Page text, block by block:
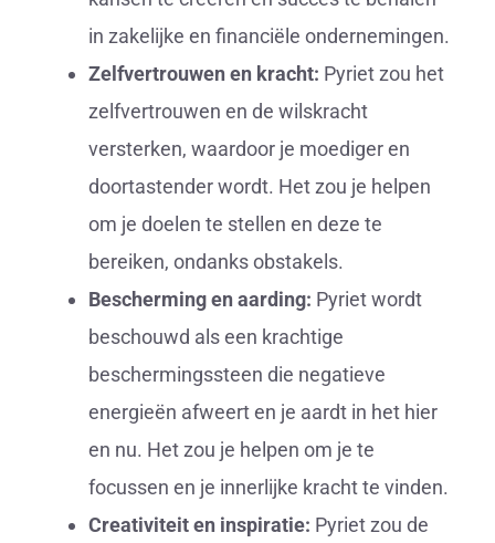
in zakelijke en financiële ondernemingen.
Zelfvertrouwen en kracht: Pyriet zou het
zelfvertrouwen en de wilskracht
versterken, waardoor je moediger en
doortastender wordt. Het zou je helpen
om je doelen te stellen en deze te
bereiken, ondanks obstakels.
Bescherming en aarding: Pyriet wordt
beschouwd als een krachtige
beschermingssteen die negatieve
energieën afweert en je aardt in het hier
en nu. Het zou je helpen om je te
focussen en je innerlijke kracht te vinden.
Creativiteit en inspiratie: Pyriet zou de